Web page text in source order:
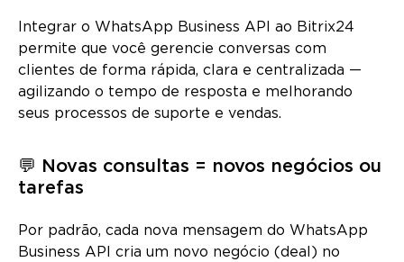
Integrar o WhatsApp Business API ao Bitrix24
permite que você gerencie conversas com
clientes de forma rápida, clara e centralizada —
agilizando o tempo de resposta e melhorando
seus processos de suporte e vendas.
💬 Novas consultas = novos negócios ou
tarefas
Por padrão, cada nova mensagem do WhatsApp
Business API cria um novo negócio (deal) no